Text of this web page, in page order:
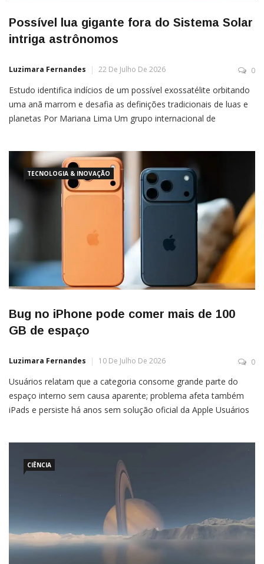
Possível lua gigante fora do Sistema Solar
intriga astrônomos
Luzimara Fernandes 22 De Julho De 2026 0
Estudo identifica indícios de um possível exossatélite orbitando
uma anã marrom e desafia as definições tradicionais de luas e
planetas Por Mariana Lima Um grupo internacional de
conhecimento sobre a formação de sistemas planetários e
levantar […]
TECNOLOGIA & INOVAÇÃO
Bug no iPhone pode comer mais de 100
GB de espaço
Luzimara Fernandes 10 De Julho De 2026 0
Usuários relatam que a categoria consome grande parte do
espaço interno sem causa aparente; problema afeta também
iPads e persiste há anos sem solução oficial da Apple Usuários
comportamento foi […]
CIÊNCIA